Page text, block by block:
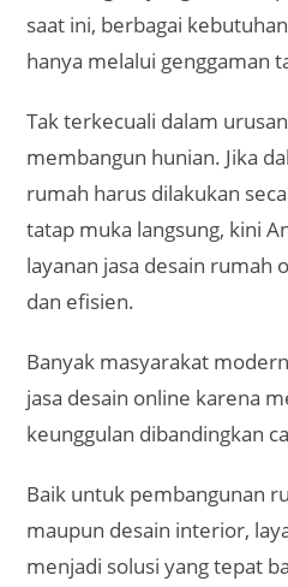
saat ini, berbagai
hanya melalui genggaman
Tak terkecuali dalam
membangun hunian. Jika
rumah harus dilakukan
tatap muka langsung, kini
layanan jasa desain rumah
dan efisien.
Banyak masyarakat
jasa desain online karena
keunggulan dibandingkan
Baik untuk pembangunan
maupun desain interior,
menjadi solusi yang tepat